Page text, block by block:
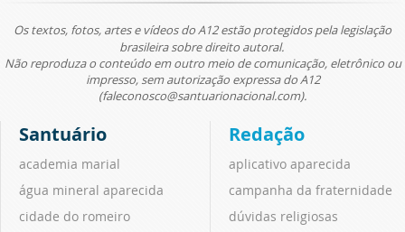
Os textos, fotos, artes e vídeos do A12 estão protegidos pela legislação
brasileira sobre direito autoral.
Não reproduza o conteúdo em outro meio de comunicação, eletrônico ou
impresso, sem autorização expressa do A12
(faleconosco@santuarionacional.com).
Santuário
academia marial
água mineral aparecida
cidade do romeiro
Redação
aplicativo aparecida
campanha da fraternidade
dúvidas religiosas